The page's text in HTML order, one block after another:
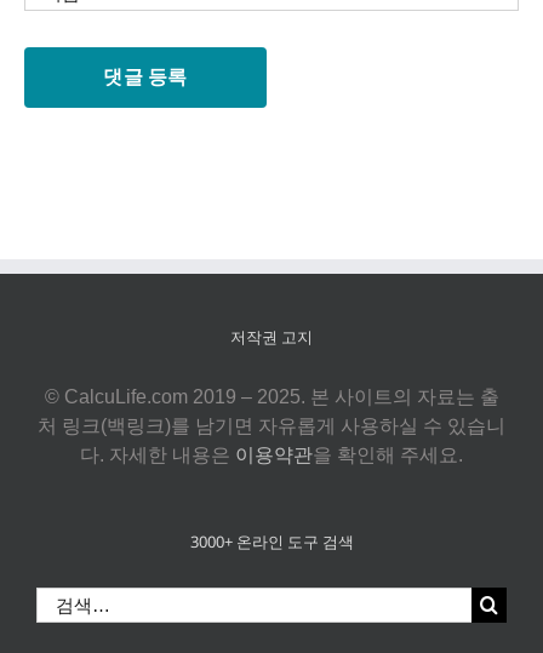
저작권 고지
© CalcuLife.com 2019 – 2025. 본 사이트의 자료는 출
처 링크(백링크)를 남기면 자유롭게 사용하실 수 있습니
다. 자세한 내용은 이용약관을 확인해 주세요.
3000+ 온라인 도구 검색
색: